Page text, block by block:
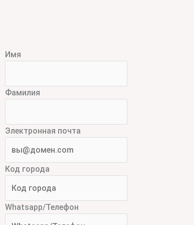
Имя
Фамилия
Электронная почта
Код города
Whatsapp/Телефон